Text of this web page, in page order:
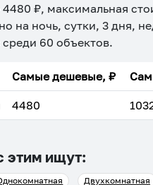
4480 ₽, максимальная
на ночь, сутки, 3 дня,
60 объектов.
Самые дешевые, ₽
4480
этим ищут:
Двухкомнатная